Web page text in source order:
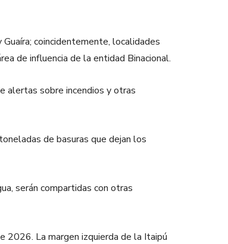
coincidentemente, localidades
de influencia de la entidad Binacional.
alertas sobre incendios y otras
de basuras que dejan los
serán compartidas con otras
2026. La margen izquierda de la Itaipú